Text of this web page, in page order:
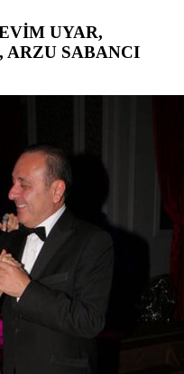
UYAR,
ARZU SABANCI